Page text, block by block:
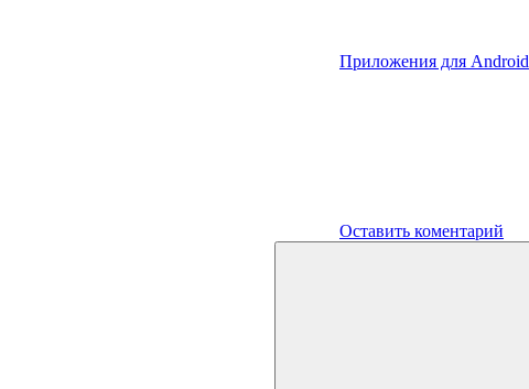
Приложения для Android
Оставить коментарий